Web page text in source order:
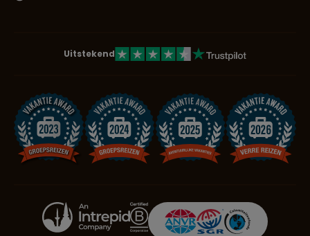
Uitstekend